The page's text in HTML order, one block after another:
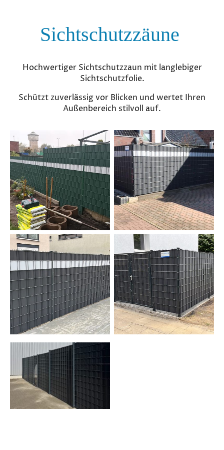
Sichtschutzzäune
Hochwertiger Sichtschutzzaun mit langlebiger
Sichtschutzfolie.
Schützt zuverlässig vor Blicken und wertet Ihren
Außenbereich stilvoll auf.